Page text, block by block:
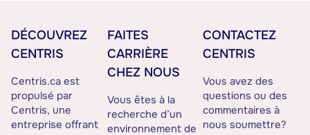
DÉCOUVREZ
CENTRIS
Centris.ca est
propulsé par
Centris, une
entreprise offrant
FAITES
CARRIÈRE
CHEZ NOUS
Vous êtes à la
recherche d’un
environnement de
CONTACTEZ
CENTRIS
Vous avez des
questions ou des
commentaires à
nous soumettre?